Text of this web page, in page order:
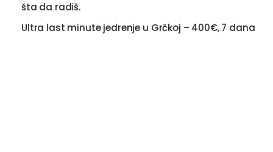
šta da radiš.
Ultra last minute jedrenje u Grčkoj – 400€, 7 dana